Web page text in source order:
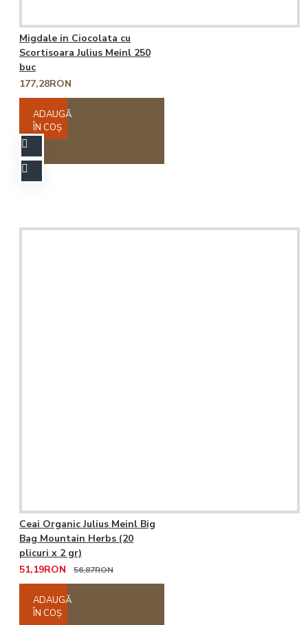
Migdale in Ciocolata cu
Scortisoara Julius Meinl 250
buc
177,28RON
ADAUGĂ
ÎN COŞ
Ceai Organic Julius Meinl Big
Bag Mountain Herbs (20
plicuri x 2 gr)
51,19RON
56,87RON
ADAUGĂ
ÎN COŞ